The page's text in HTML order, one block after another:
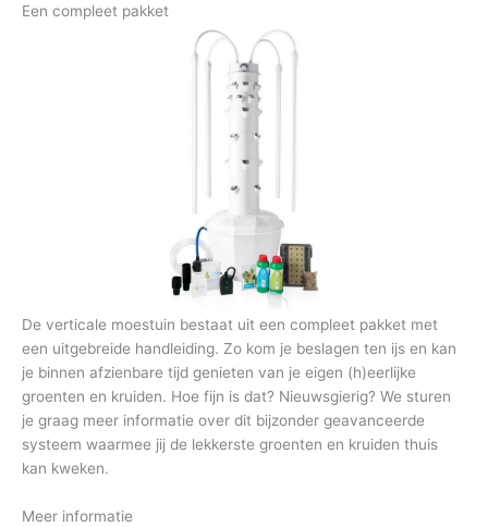
Een compleet pakket
De verticale moestuin bestaat uit een compleet pakket met
een uitgebreide handleiding. Zo kom je beslagen ten ijs en kan
je binnen afzienbare tijd genieten van je eigen (h)eerlijke
groenten en kruiden. Hoe fijn is dat? Nieuwsgierig? We sturen
je graag meer informatie over dit bijzonder geavanceerde
systeem waarmee jij de lekkerste groenten en kruiden thuis
kan kweken.
Meer informatie